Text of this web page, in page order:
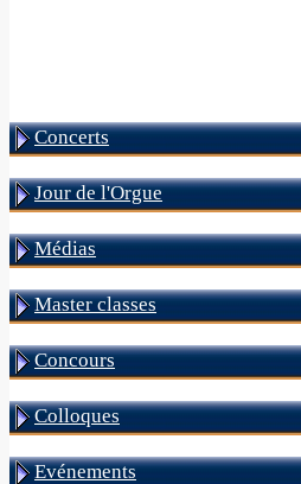
Concerts
Jour de l'Orgue
Médias
Master classes
Concours
Colloques
Evénements